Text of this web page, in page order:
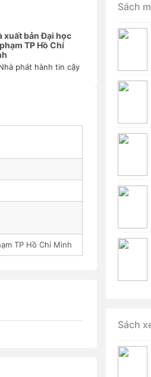
xuất bản Đại học
TP Hồ Chí
phát hành tin cậy
TP Hồ Chí Minh
Sách
Sách